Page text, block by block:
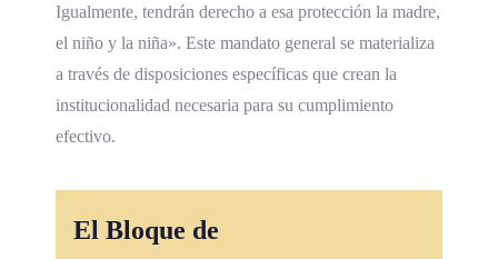
Igualmente, tendrán derecho a esa protección la madre,
el niño y la niña». Este mandato general se materializa
a través de disposiciones específicas que crean la
institucionalidad necesaria para su cumplimiento
efectivo.
El Bloque de